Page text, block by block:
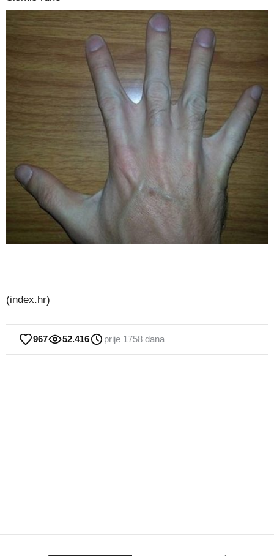
(index.hr)
967 52.416 prije 1758 dana